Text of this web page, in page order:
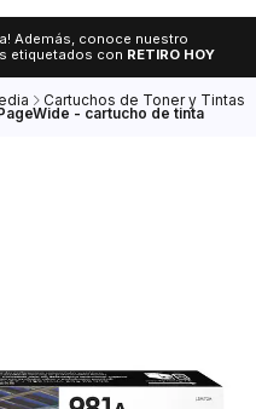
Además, conoce nuestro
etiquetados con RETIRO HOY
Cartuchos de Toner y Tintas
- cartucho de tinta